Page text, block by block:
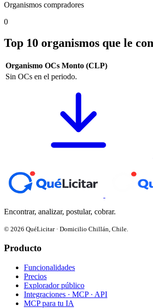
Organismos compradores
0
Top 10 organismos que le
Organismo OCs Monto (CLP)
Sin OCs en el periodo.
Encontrar, analizar, postular, cobrar.
© 2026 QuéLicitar · Domicilio Chillán, Chile.
Producto
Funcionalidades
Precios
Explorador público
Integraciones · MCP · API
MCP para tu IA